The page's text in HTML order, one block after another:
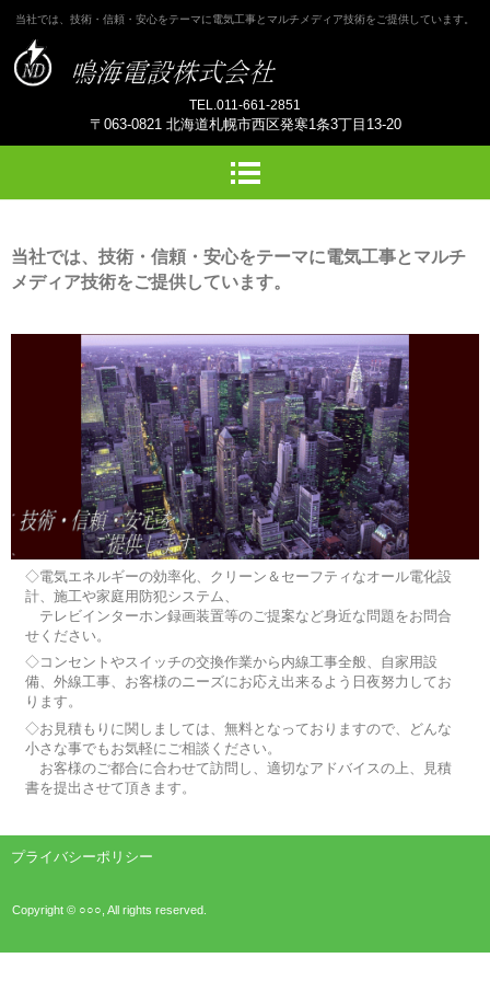
当社では、技術・信頼・安心をテーマに電気工事とマルチメディア技術をご提供しています。
TEL.011-661-2851
〒063-0821 北海道札幌市西区発寒1条3丁目13-20
当社では、技術・信頼・安心をテーマに電気工事とマルチ
メディア技術をご提供しています。
◇電気エネルギーの効率化、クリーン＆セーフティなオール電化設
計、施工や家庭用防犯システム、
テレビインターホン録画装置等のご提案など身近な問題をお問合
せください。
◇コンセントやスイッチの交換作業から内線工事全般、自家用設
備、外線工事、お客様のニーズにお応え出来るよう日夜努力してお
ります。
◇お見積もりに関しましては、無料となっておりますので、どんな
小さな事でもお気軽にご相談ください。
お客様のご都合に合わせて訪問し、適切なアドバイスの上、見積
書を提出させて頂きます。
プライバシーポリシー
Copyright © ○○○, All rights reserved.